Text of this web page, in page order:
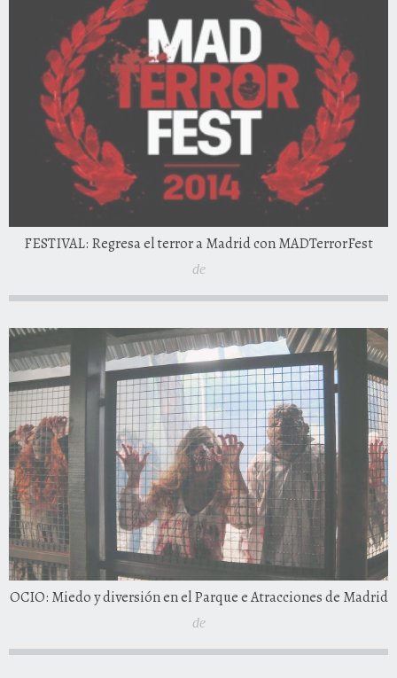
FESTIVAL: Regresa el terror a Madrid con MADTerrorFest
de
OCIO: Miedo y diversión en el Parque e Atracciones de Madrid
de